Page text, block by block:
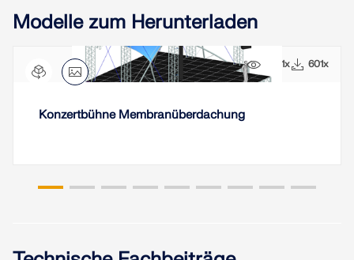
Modelle zum Herunterladen
5661x 601x
Konzertbühne Membranüberdachung